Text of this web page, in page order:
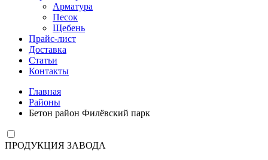
Арматура
Песок
Щебень
Прайс-лист
Доставка
Статьи
Контакты
Главная
Районы
Бетон район Филёвский парк
ПРОДУКЦИЯ ЗАВОДА